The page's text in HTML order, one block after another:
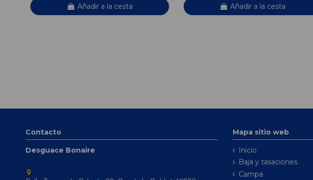
Añadir a la cesta Añadir a la cesta
Contacto
Desguace Bonaire
Mapa sitio web
Inicio
Baja y tasaciones
Campa